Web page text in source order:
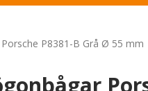
P8381-B Grå Ø 55 mm